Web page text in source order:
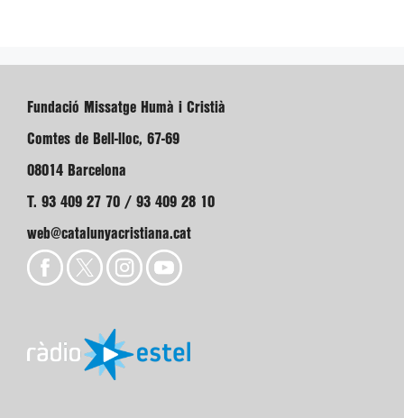
Fundació Missatge Humà i Cristià
Comtes de Bell-lloc, 67-69
08014 Barcelona
T. 93 409 27 70 / 93 409 28 10
web@catalunyacristiana.cat